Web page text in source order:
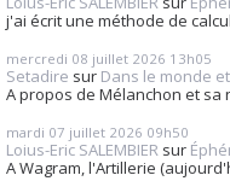
j'ai écrit une méthode de
mercredi 08 juillet 2026 13h05
Setadire sur Dans le monde
A propos de Mélanchon et sa
mardi 07 juillet 2026 09h50
Loius-Eric SALEMBIER sur
A Wagram, l'Artillerie